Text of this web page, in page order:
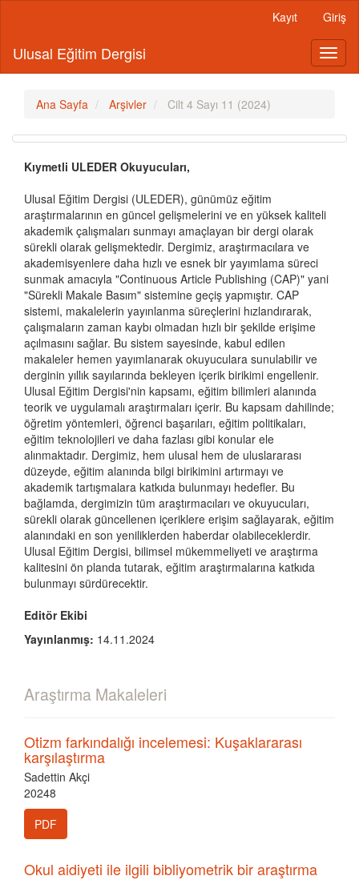
Content
Sidebar
Kayıt Giriş
Ulusal Eğitim Dergisi
Ana Sayfa Arşivler Cilt 4 Sayı 11 (2024)
Kıymetli ULEDER Okuyucuları,
Ulusal Eğitim Dergisi (ULEDER), günümüz eğitim
araştırmalarının en güncel gelişmelerini ve en yüksek kaliteli
akademik çalışmaları sunmayı amaçlayan bir dergi olarak
sürekli olarak gelişmektedir. Dergimiz, araştırmacılara ve
akademisyenlere daha hızlı ve esnek bir yayımlama süreci
sunmak amacıyla "Continuous Article Publishing (CAP)" yani
"Sürekli Makale Basım" sistemine geçiş yapmıştır. CAP
sistemi, makalelerin yayınlanma süreçlerini hızlandırarak,
çalışmaların zaman kaybı olmadan hızlı bir şekilde erişime
açılmasını sağlar. Bu sistem sayesinde, kabul edilen
makaleler hemen yayımlanarak okuyuculara sunulabilir ve
derginin yıllık sayılarında bekleyen içerik birikimi engellenir.
Ulusal Eğitim Dergisi'nin kapsamı, eğitim bilimleri alanında
teorik ve uygulamalı araştırmaları içerir. Bu kapsam dahilinde;
öğretim yöntemleri, öğrenci başarıları, eğitim politikaları,
eğitim teknolojileri ve daha fazlası gibi konular ele
alınmaktadır. Dergimiz, hem ulusal hem de uluslararası
düzeyde, eğitim alanında bilgi birikimini artırmayı ve
akademik tartışmalara katkıda bulunmayı hedefler. Bu
bağlamda, dergimizin tüm araştırmacıları ve okuyucuları,
sürekli olarak güncellenen içeriklere erişim sağlayarak, eğitim
alanındaki en son yeniliklerden haberdar olabileceklerdir.
Ulusal Eğitim Dergisi, bilimsel mükemmeliyeti ve araştırma
kalitesini ön planda tutarak, eğitim araştırmalarına katkıda
bulunmayı sürdürecektir.
Editör Ekibi
Yayınlanmış: 14.11.2024
Araştırma Makaleleri
Otizm farkındalığı incelemesi: Kuşaklararası
karşılaştırma
Sadettin Akçi
20248
PDF
Okul aidiyeti ile ilgili bibliyometrik bir araştırma